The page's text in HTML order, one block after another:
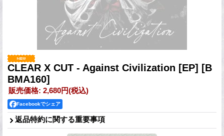
CLEAR X CUT - Against Civilization [EP] [B
BMA160]
販売価格: 2,680円(税込)
Facebookでシェア
返品特約に関する重要事項